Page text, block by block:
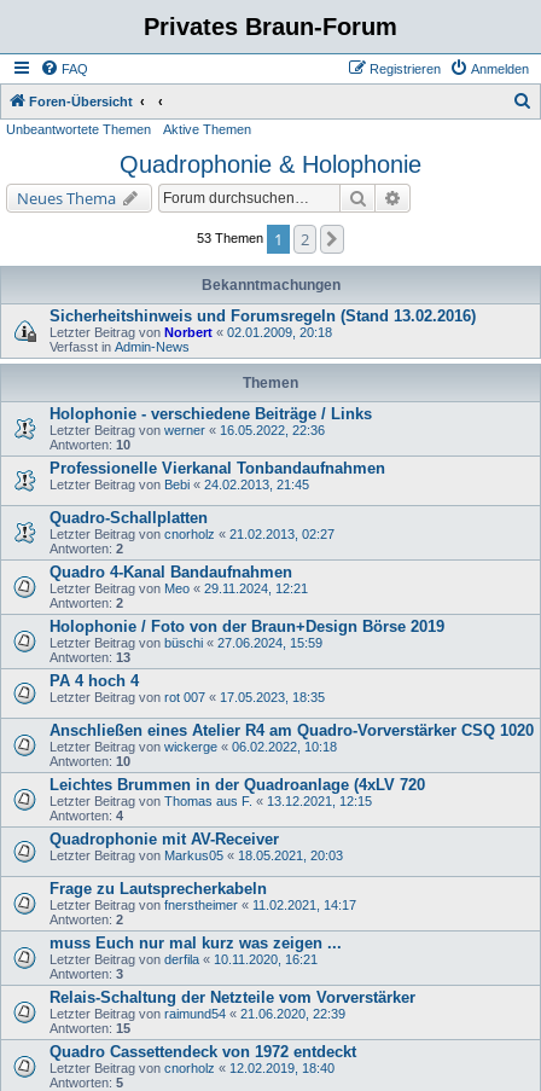
Privates Braun-Forum
FAQ Anmelden
Registrieren
Foren-Übersicht
Unbeantwortete Themen Aktive Themen
Quadrophonie & Holophonie
Neues Thema Suche
53 Themen 1 2
Bekanntmachungen
Sicherheitshinweis und Forumsregeln (Stand 13.02.2016)
Letzter Beitrag von Norbert « 02.01.2009, 20:18
Verfasst in Admin-News
Themen
Holophonie - verschiedene Beiträge / Links
Letzter Beitrag von werner « 16.05.2022, 22:36
Antworten: 10
Professionelle Vierkanal Tonbandaufnahmen
Letzter Beitrag von Bebi « 24.02.2013, 21:45
Quadro-Schallplatten
Letzter Beitrag von cnorholz « 21.02.2013, 02:27
Antworten: 2
Quadro 4-Kanal Bandaufnahmen
Letzter Beitrag von Meo « 29.11.2024, 12:21
Antworten: 2
Holophonie / Foto von der Braun+Design Börse 2019
Letzter Beitrag von büschi « 27.06.2024, 15:59
Antworten: 13
PA 4 hoch 4
Letzter Beitrag von rot 007 « 17.05.2023, 18:35
Anschließen eines Atelier R4 am Quadro-Vorverstärker CSQ 1020
Letzter Beitrag von wickerge « 06.02.2022, 10:18
Antworten: 10
Leichtes Brummen in der Quadroanlage (4xLV 720
Letzter Beitrag von Thomas aus F. « 13.12.2021, 12:15
Antworten: 4
Quadrophonie mit AV-Receiver
Letzter Beitrag von Markus05 « 18.05.2021, 20:03
Frage zu Lautsprecherkabeln
Letzter Beitrag von fnerstheimer « 11.02.2021, 14:17
Antworten: 2
muss Euch nur mal kurz was zeigen ...
Letzter Beitrag von derfila « 10.11.2020, 16:21
Antworten: 3
Relais-Schaltung der Netzteile vom Vorverstärker
Letzter Beitrag von raimund54 « 21.06.2020, 22:39
Antworten: 15
Quadro Cassettendeck von 1972 entdeckt
Letzter Beitrag von cnorholz « 12.02.2019, 18:40
Antworten: 5